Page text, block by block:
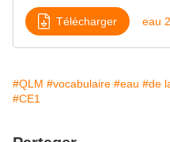
Télécharger eau
#QLM #vocabulaire #eau #de
#CE1